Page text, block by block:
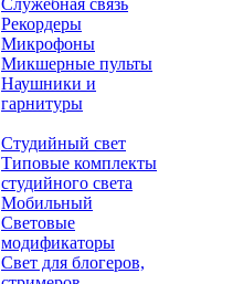
Служебная связь
Рекордеры
Микрофоны
Микшерные пульты
Наушники и
гарнитуры
Студийный свет
Типовые комплекты
студийного света
Мобильный
Световые
модификаторы
Свет для блогеров,